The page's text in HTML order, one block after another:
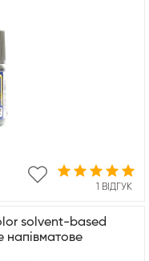
1 ВІДГУК
solvent-based
напівматове